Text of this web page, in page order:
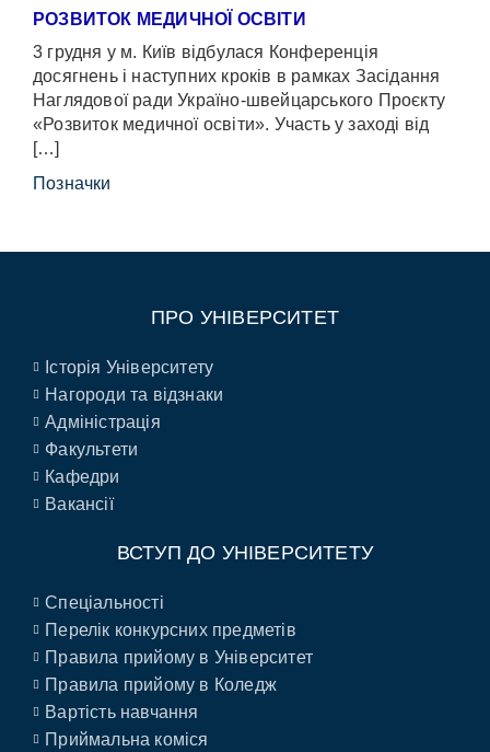
РОЗВИТОК МЕДИЧНОЇ ОСВІТИ
3 грудня у м. Київ відбулася Конференція
досягнень і наступних кроків в рамках Засідання
Наглядової ради Україно-швейцарського Проєкту
«Розвиток медичної освіти». Участь у заході від
[…]
Позначки
ПРО УНІВЕРСИТЕТ
Історія Університету
Нагороди та відзнаки
Адміністрація
Факультети
Кафедри
Вакансії
ВСТУП ДО УНІВЕРСИТЕТУ
Спеціальності
Перелік конкурсних предметів
Правила прийому в Університет
Правила прийому в Коледж
Вартість навчання
Приймальна коміся